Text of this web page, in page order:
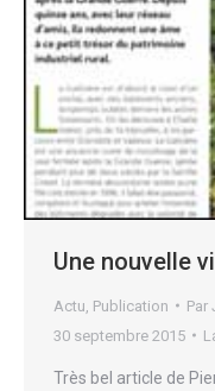
Une nouvelle
Actu Publication Par
30 septembre 2015
Très bel article de